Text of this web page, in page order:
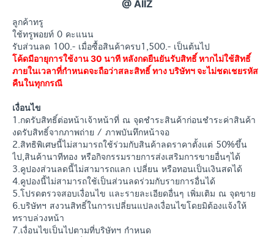
@ AIIZ
ลูกค้าทรู
ใช้ทรูพอยท์ 0 คะแนน
รับส่วนลด 100.- เมื่อซื้อสินค้าครบ1,500.- เป็นต้นไป
โค้ดมีอายุการใช้งาน 30 นาที หลังกดยืนยันรับสิทธิ์ หากไม่ใช้สิทธิ์
ภายในเวลาที่กำหนดจะถือว่าสละสิทธิ์ ทาง บริษัทฯ จะไม่ชดเชยรหัส
คืนในทุกกรณี
เงื่อนไข
1.กดรับสิทธิ์ต่อหน้าเจ้าหน้าที่ ณ จุดชำระสินค้าก่อนชำระค่าสินค้า
งดรับสิทธิ์จากภาพถ่าย / ภาพบันทึกหน้าจอ
2.สิทธิพิเศษนี้ไม่สามารถใช้ร่วมกับสินค้าลดราคาตั้งแต่ 50%ขึ้น
ไป,สินค้านาทีทอง หรือกิจกรรมรายการส่งเสริมการขายอื่นๆได้
3.คูปองส่วนลดนี้ไม่สามารถแลก เปลี่ยน หรือทอนเป็นเงินสดได้
4.คูปองนี้ไม่สามารถใช้เป็นส่วนลดร่วมกับรายการอื่นได้
5.โปรดตรวจสอบเงื่อนไข และรายละเอียดอื่นๆ เพิ่มเติม ณ จุดขาย
6.บริษัทฯ สงวนสิทธิ์ในการเปลี่ยนแปลงเงื่อนไขโดยมิต้องแจ้งให้
ทราบล่วงหน้า
7.เงื่อนไขเป็นไปตามที่บริษัทฯ กำหนด